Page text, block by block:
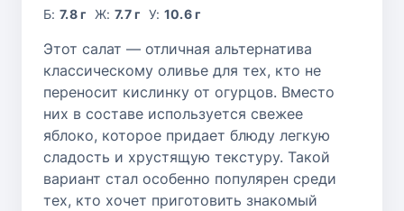
Б:7.8 г Ж: 7.7 г У: 10.6 г
Этот салат — отличная альтернатива
классическому оливье для тех, кто не
переносит кислинку от огурцов. Вместо
них в составе используется свежее
яблоко, которое придает блюду легкую
сладость и хрустящую текстуру. Такой
вариант стал особенно популярен среди
тех, кто хочет приготовить знакомый